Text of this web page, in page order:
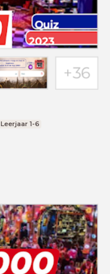
Leerjaar 1-6